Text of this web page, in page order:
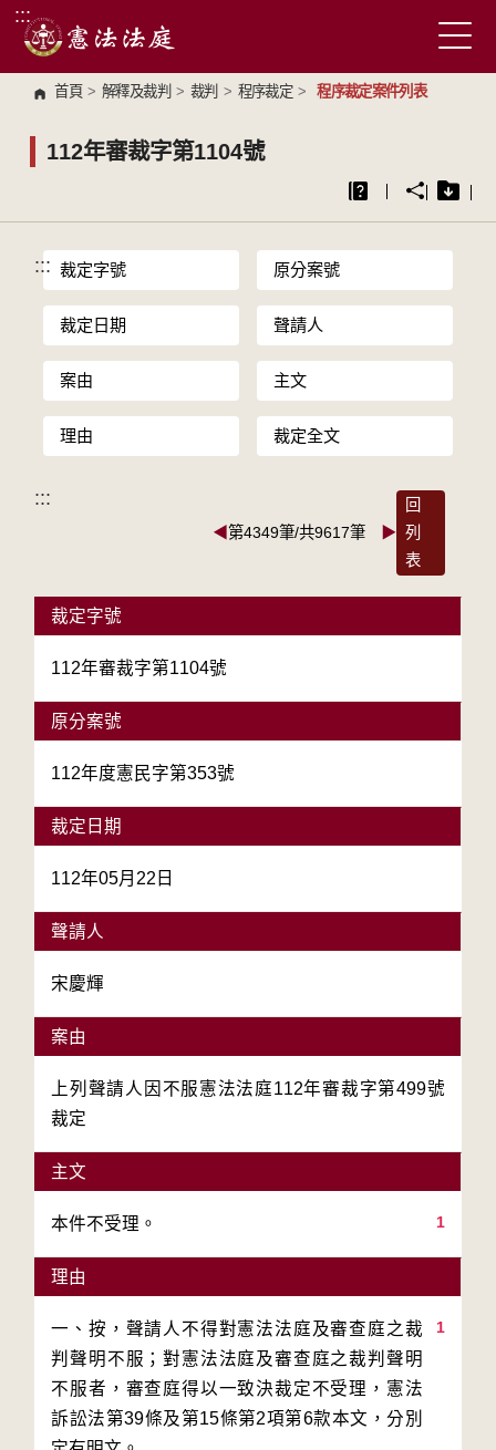
跳到主要內容區塊
:::
首頁 > 解釋及裁判 > 裁判 > 程序裁定 > 程序裁定案件列表
112年審裁字第1104號
::: 裁定字號 原分案號
裁定日期 聲請人
案由 主文
理由 裁定全文
:::
◀第4349筆/共9617筆 ▶
回
列
表
裁定字號
112年審裁字第1104號
原分案號
112年度憲民字第353號
裁定日期
112年05月22日
聲請人
宋慶輝
案由
上列聲請人因不服憲法法庭112年審裁字第499號
裁定
主文
1
本件不受理。
理由
1
一、按，聲請人不得對憲法法庭及審查庭之裁
判聲明不服；對憲法法庭及審查庭之裁判聲明
不服者，審查庭得以一致決裁定不受理，憲法
訴訟法第39條及第15條第2項第6款本文，分別